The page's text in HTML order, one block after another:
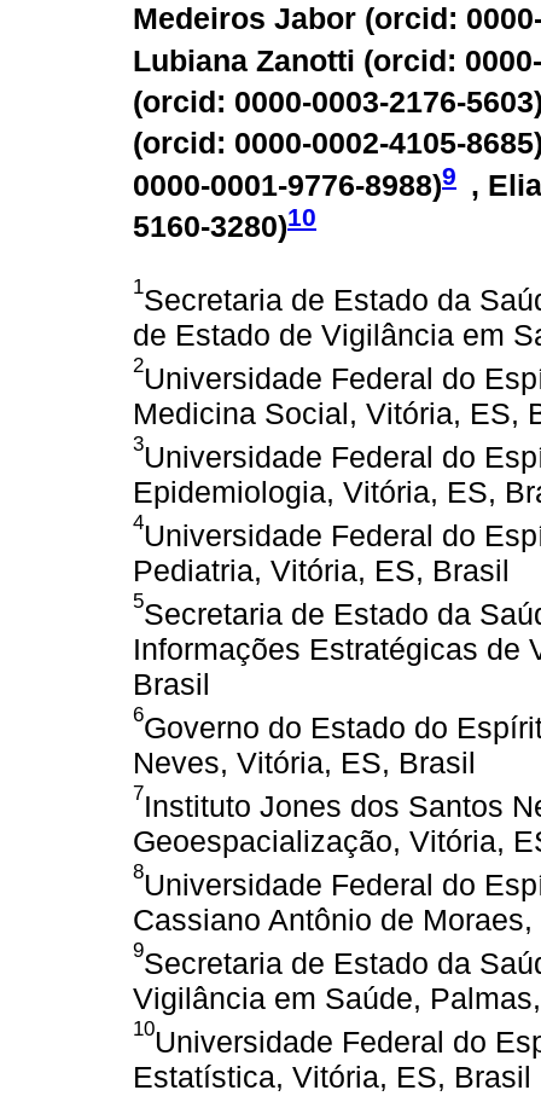
Medeiros Jabor (orcid:
Lubiana Zanotti (orcid:
(orcid: 0000-0003-2176-5603
(orcid: 0000-0002-4105-8685
0000-0001-9776-8988)9
,
5160-3280)10
1Secretaria de Estado da
de Estado de Vigilância em
2Universidade Federal do
Medicina Social, Vitória, ES,
3Universidade Federal do
Epidemiologia, Vitória, ES,
4Universidade Federal do
Pediatria, Vitória, ES, Brasil
5Secretaria de Estado da
Informações Estratégicas de
Brasil
6Governo do Estado do
Neves, Vitória, ES, Brasil
7Instituto Jones dos Santos
Geoespacialização, Vitória,
8Universidade Federal do
Cassiano Antônio de
9Secretaria de Estado da
Vigilância em Saúde,
10Universidade Federal do
Estatística, Vitória, ES, Brasil